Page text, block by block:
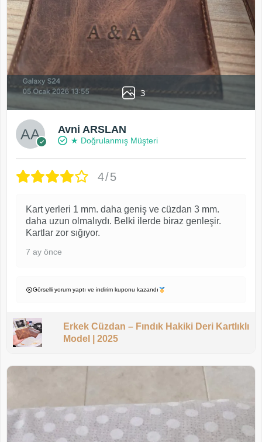
3
Avni ARSLAN
★ Doğrulanmış Müşteri
4/5
Kart yerleri 1 mm. daha geniş ve cüzdan 3 mm.
daha uzun olmalıydı. Belki ilerde biraz genleşir.
Kartlar zor sığıyor.
7 ay önce
Görselli yorum yaptı ve indirim kuponu kazandı
Erkek Cüzdan – Fındık Hakiki Deri Kartlıklı
Model | 2025